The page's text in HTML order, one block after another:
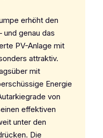
erhöht den
und genau das
PV-Anlage mit
attraktiv.
mit
Energie
von
effektiven
unter den
Die